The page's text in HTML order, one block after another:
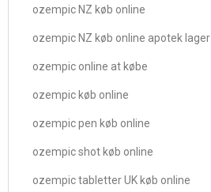
ozempic NZ køb online
ozempic NZ køb online apotek lager
ozempic online at købe
ozempic køb online
ozempic pen køb online
ozempic shot køb online
ozempic tabletter UK køb online